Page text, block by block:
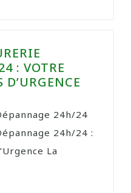
: VOTRE
24h/24
24h/24 :
La